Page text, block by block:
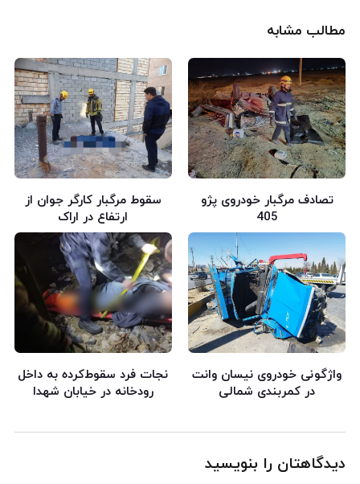
مطالب مشابه
تصادف مرگبار خودروی پژو
405
سقوط مرگبار کارگر جوان از
ارتفاع در اراک
واژگونی خودروی نیسان وانت
در کمربندی شمالی
نجات فرد سقوط‌کرده به داخل
رودخانه در خیابان شهدا
دیدگاهتان را بنویسید